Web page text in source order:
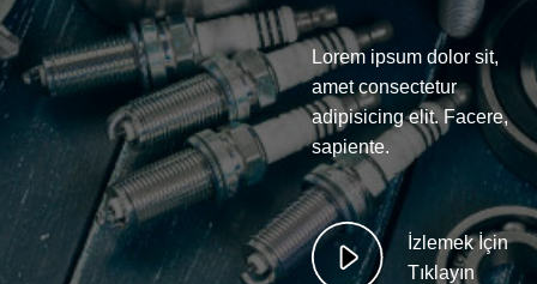
Lorem ipsum dolor sit,
amet consectetur
adipisicing elit. Facere,
sapiente.
İzlemek İçin
Tıklayın